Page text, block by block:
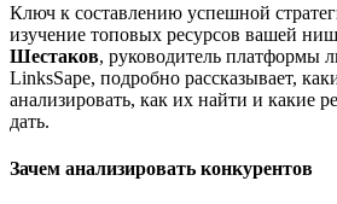
Ключ к составлению успешной
изучение топовых ресурсов вашей
Шестаков, руководитель платформы
LinksSape, подробно рассказывает,
анализировать, как их найти и какие
дать.
Зачем анализировать конкурентов